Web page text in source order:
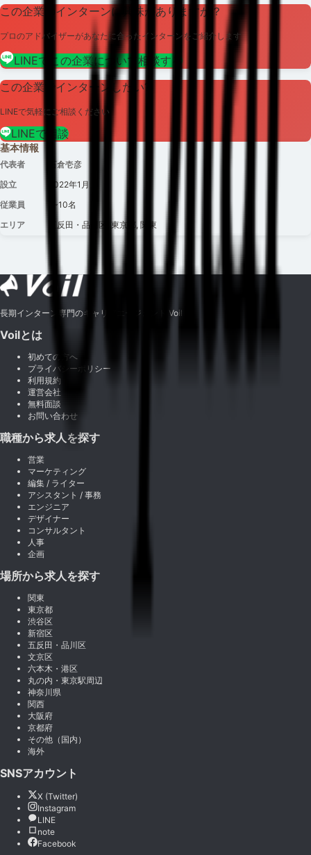
この企業のインターンに興味がありますか？
プロのアドバイザーがあなたに合ったインターンをご紹介します
LINEでこの企業について相談する
この企業でインターンしたい?
LINEで気軽にご相談ください
LINEで相談
基本情報
代表者
石倉壱彦
設立
2022年1月
従業員
1~10名
エリア
五反田・品川区, 東京都, 関東
長期インターン専門のキャリアエージェント Voil
Voilとは
初めての方へ
プライバシーポリシー
利用規約
運営会社
無料面談
お問い合わせ
職種から求人を探す
営業
マーケティング
編集 / ライター
アシスタント / 事務
エンジニア
デザイナー
コンサルタント
人事
企画
場所から求人を探す
関東
東京都
渋谷区
新宿区
五反田・品川区
文京区
六本木・港区
丸の内・東京駅周辺
神奈川県
関西
大阪府
京都府
その他（国内）
海外
SNSアカウント
X (Twitter)
Instagram
LINE
note
Facebook